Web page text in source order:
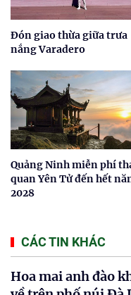
Đón giao thừa giữa trưa
nắng Varadero
Quảng Ninh miễn phí
quan Yên Tử đến hết
2028
CÁC TIN KHÁC
Hoa mai anh đào